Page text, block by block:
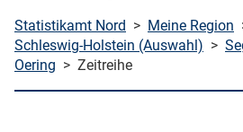
Statistikamt Nord > Meine Region
Schleswig-Holstein (Auswahl) >
Oering > Zeitreihe